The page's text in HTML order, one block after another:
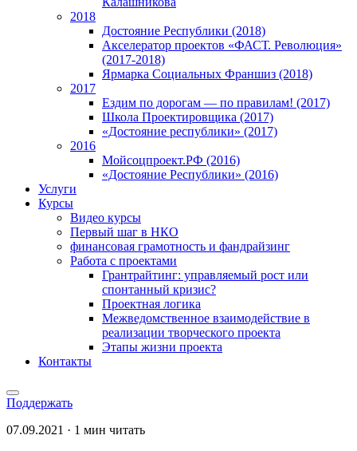
2018
Достояние Республики (2018)
Акселератор проектов «ФАСТ. Революция»
(2017-2018)
Ярмарка Социальных Франшиз (2018)
2017
Ездим по дорогам — по правилам! (2017)
Школа Проектировщика (2017)
«Достояние республики» (2017)
2016
Мойсоцпроект.РФ (2016)
«Достояние Республики» (2016)
Услуги
Курсы
Видео курсы
Первый шаг в НКО
финансовая грамотность и фандрайзинг
Работа с проектами
Грантрайтинг: управляемый рост или
спонтанный кризис?
Проектная логика
Межведомственное взаимодействие в
реализации творческого проекта
Этапы жизни проекта
Контакты
Поддержать
07.09.2021 · 1 мин читать